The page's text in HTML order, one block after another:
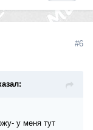
#6
у меня тут